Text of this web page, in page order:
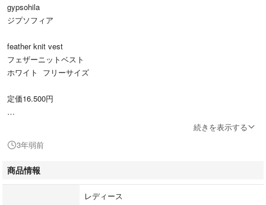
gypsohila
ジプソフィア
feather knit vest
フェザーニットベスト
ホワイト フリーサイズ
定価16.500円
新品未使用品ですが、一度個人に渡った商品です。
保管期間もあるため、完璧をお求めの方はご遠慮下さい。
続きを表示する
3年弱前
商品情報
レディース